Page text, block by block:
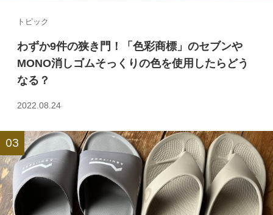
トピック
わずか9件の狭き門！「色彩商標」のセブンや
MONO消しゴムそっくりの色を使用したらどう
なる？
2022.08.24